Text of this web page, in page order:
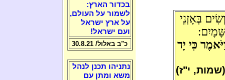
בְּאָזְנֵי
כִּי יָד
(שמות, י"ז)
בכדור הארץ:
לשמור על העולם,
על ארץ ישראל
ועם ישראל!
כ"ב באלול/ 30.8.21
נתניהו תכנן לנהל
משא ומתן עם